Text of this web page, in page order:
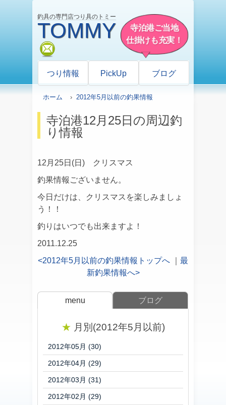
釣具の専門店つり具のトミー
TOMMY
寺泊港ご当地
仕掛けも充実！
つり情報 PickUp ブログ
ホーム › 2012年5月以前の釣果情報
寺泊港12月25日の周辺釣
り情報
12月25日(日) クリスマス
釣果情報ございません。
今日だけは、クリスマスを楽しみましょ
う！！
釣りはいつでも出来ますよ！
2011.12.25
<2012年5月以前の釣果情報トップへ
最
新釣果情報へ>
menu ブログ
★ 月別(2012年5月以前)
2012年05月 (30)
2012年04月 (29)
2012年03月 (31)
2012年02月 (29)